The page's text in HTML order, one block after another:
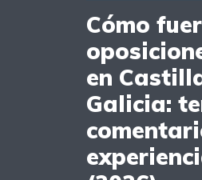
Cómo
en
Galicia: